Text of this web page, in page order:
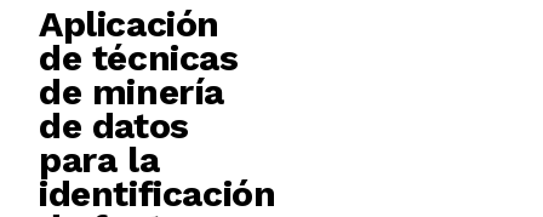
Aplicación
de técnicas
de minería
de datos
para la
identificación